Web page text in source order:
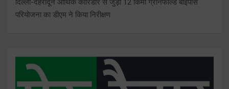
दिल्ली-देहरादून आर्थिक कॉरिडोर से जुड़ी 12 किमी ग्रीनफील्ड बाईपास
परियोजना का डीएम ने किया निरीक्षण